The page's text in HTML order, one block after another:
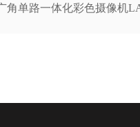
角单路一体化彩色摄像机